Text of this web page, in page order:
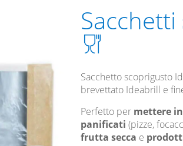
Sacchetti
Sacchetto scoprigusto
brevettato Ideabrill e
Perfetto per mettere
panificati (pizze,
frutta secca e